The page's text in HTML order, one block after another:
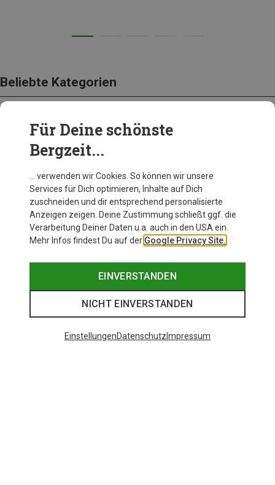
Beliebte Kategorien
BEKLEIDUNG
Für Deine schönste
Bergzeit...
… verwenden wir Cookies. So können wir unsere
Services für Dich optimieren, Inhalte auf Dich
zuschneiden und dir entsprechend personalisierte
Anzeigen zeigen. Deine Zustimmung schließt ggf. die
Verarbeitung Deiner Daten u.a. auch in den USA ein.
Mehr Infos findest Du auf der Google Privacy Site.
EINVERSTANDEN
NICHT EINVERSTANDEN
EinstellungenDatenschutz Impressum